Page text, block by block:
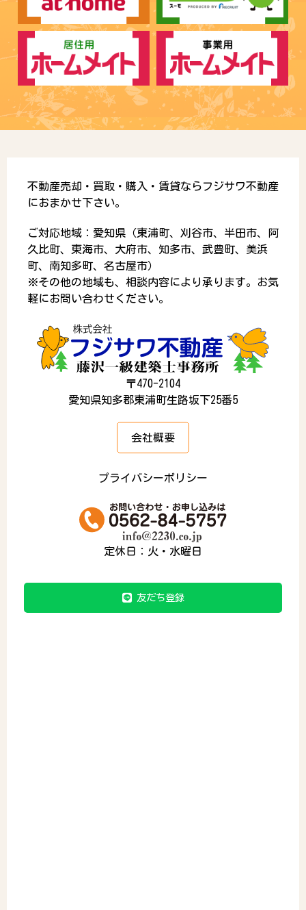
不動産売却・買取・購入・賃貸ならフジサワ不動産
におまかせ下さい。
ご対応地域：愛知県（東浦町、刈谷市、半田市、阿
久比町、東海市、大府市、知多市、武豊町、美浜
町、南知多町、名古屋市）
※その他の地域も、相談内容により承ります。お気
軽にお問い合わせください。
〒470-2104
愛知県知多郡東浦町生路坂下25番5
会社概要
プライバシーポリシー
定休日：火・水曜日
友だち登録